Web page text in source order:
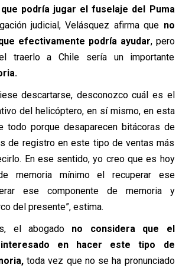
que podría jugar el fuselaje del Puma
judicial, Velásquez afirma que no
efectivamente podría ayudar, pero
traerlo a Chile sería un importante
descartarse, desconozco cuál es el
del helicóptero, en sí mismo, en esta
todo porque desaparecen bitácoras de
de registro en este tipo de ventas más
En ese sentido, yo creo que es hoy
memoria mínimo el recuperar ese
ese componente de memoria y
del presente”, estima.
el abogado no considera que el
interesado en hacer este tipo de
toda vez que no se ha pronunciado